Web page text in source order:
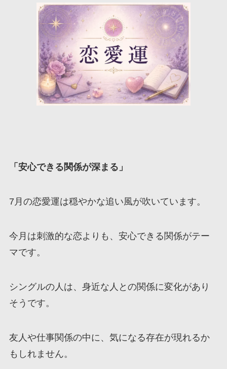
「安心できる関係が深まる」
7月の恋愛運は穏やかな追い風が吹いています。
今月は刺激的な恋よりも、安心できる関係がテー
マです。
シングルの人は、身近な人との関係に変化があり
そうです。
友人や仕事関係の中に、気になる存在が現れるか
もしれません。